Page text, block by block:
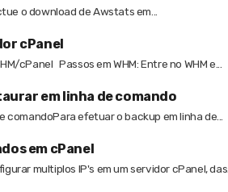
o download de Awstats em...
cPanel
cPanel Passos em WHM: Entre no WHM e...
em linha de comando
efetuar o backup em linha de...
em cPanel
multiplos IP's em um servidor cPanel, das...